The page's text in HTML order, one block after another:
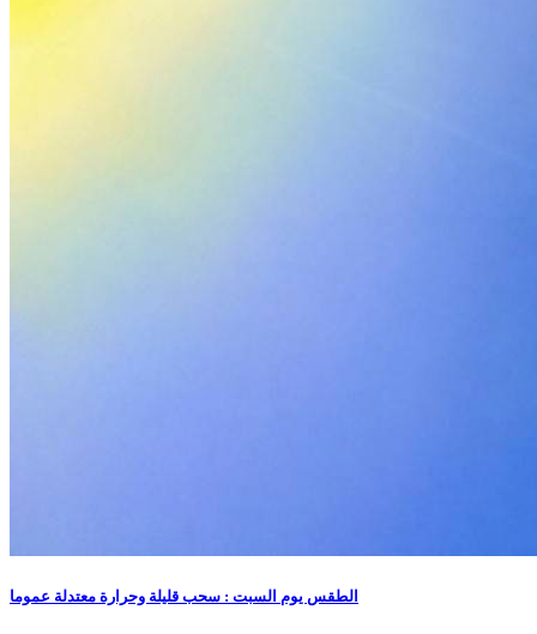
الطقس يوم السبت : سحب قليلة وحرارة معتدلة عموما